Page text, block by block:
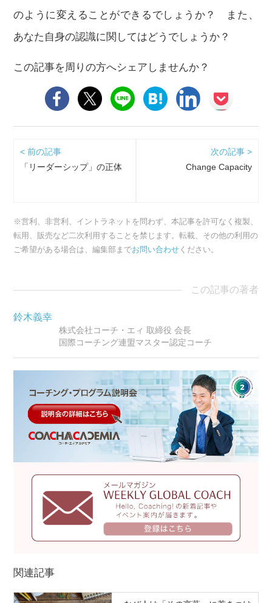
のように変えることができるでしょうか？ また、
あなた自身の認識に関してはどうでしょうか？
この記事を周りの方へシェアしませんか？
< 前の記事
「リーダーシップ」の正体
次の記事 >
Change Capacity
※営利、非営利、イントラネットを問わず、本記事を許可なく複製、
転用、販売など二次利用することを禁じます。転載、その他の利用の
ご希望がある場合は、編集部までお問い合わせ ください。
この記事の著者
鈴木義幸
株式会社コーチ・エィ 取締役 会長
国際コーチング連盟マスター認定コーチ
関連記事